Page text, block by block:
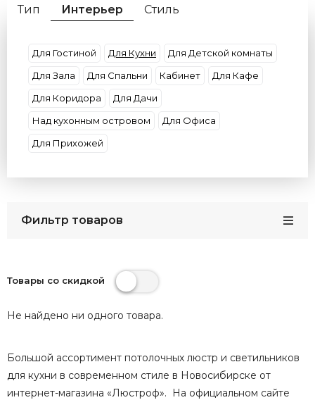
Тип Интерьер
Стиль
Форма
Декор Цвет плафона
Умные
Цвет арматуры
Потолки
Размер
Бренды
Кол-во плафонов
Страна
Для Гостиной Для Кухни
Для Детской комнаты
Для Зала
Для Спальни Кабинет
Для Кафе
Для Коридора
Для Дачи
Над кухонным островом
Для Офиса
Для Прихожей
Фильтр товаров
Товары со скидкой
Не найдено ни одного товара.
Большой ассортимент потолочных люстр и светильников
для кухни в современном стиле в Новосибирске от
интернет-магазина «Люстроф». На официальном сайте